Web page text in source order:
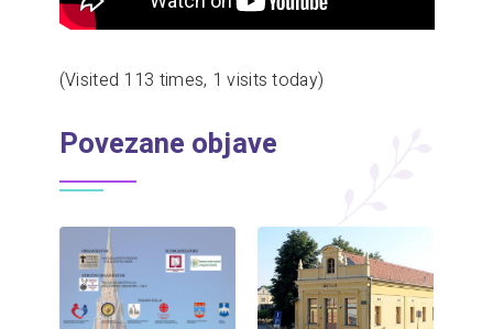
(Visited 113 times, 1 visits today)
Povezane objave